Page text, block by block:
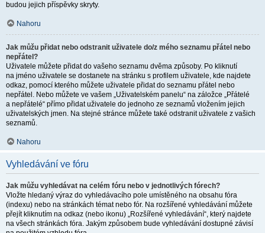
budou jejich příspěvky skryty.
Nahoru
Jak můžu přidat nebo odstranit uživatele do/z mého seznamu přátel nebo
nepřátel?
Uživatele můžete přidat do vašeho seznamu dvěma způsoby. Po kliknutí
na jméno uživatele se dostanete na stránku s profilem uživatele, kde najdete
odkaz, pomocí kterého můžete uživatele přidat do seznamu přátel nebo
nepřátel. Nebo můžete ve vašem „Uživatelském panelu“ na záložce „Přátelé
a nepřátelé“ přímo přidat uživatele do jednoho ze seznamů vložením jejich
uživatelských jmen. Na stejné stránce můžete také odstranit uživatele z vašich
seznamů.
Nahoru
Vyhledávání ve fóru
Jak můžu vyhledávat na celém fóru nebo v jednotlivých fórech?
Vložte hledaný výraz do vyhledávacího pole umístěného na obsahu fóra
(indexu) nebo na stránkách témat nebo fór. Na rozšířené vyhledávání můžete
přejít kliknutím na odkaz (nebo ikonu) „Rozšířené vyhledávání“, který najdete
na všech stránkách fóra. Jakým způsobem bude vyhledávání dostupné závisí